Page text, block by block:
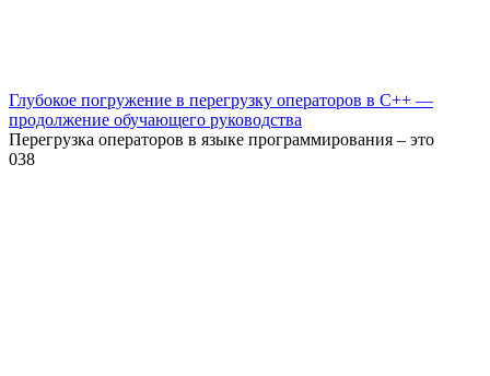
Глубокое погружение в перегрузку операторов в C++ —
продолжение обучающего руководства
Перегрузка операторов в языке программирования – это
038